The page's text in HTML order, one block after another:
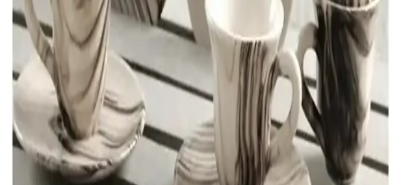
Kahve fincanları, dekorasyona estetik ve sıcaklık katan önemli
unsurlar olup, farklı tarzlara uygun tasarım ve malzeme
seçenekleriyle mekanlara özgünlük sağlar.
Emaye Kahve Fincanlarının Günümüzdeki Yeri ve
Önemi Üzerine Detaylı İnceleme
Emaye kahve fincanları, dayanıklılığı ve estetik tasarımıyla kahve
kültüründe önemli bir yer tutar. Çok yönlü kullanımıyla ev, kafe ve
açık hava etkinliklerinde tercih edilir.